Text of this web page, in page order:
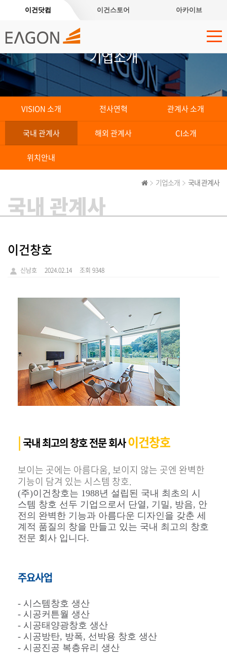
이건닷컴 이건스토어 아카이브
기업소개
VISION 소개 전사연혁 관계사 소개
국내 관계사 해외 관계사 CI소개
위치안내
기업소개 국내 관계사
국내 관계사
이건창호
신남호 2024.02.14 조회 9348
|국내 최고의 창호 전문 회사이건창호
보이는 곳에는 아름다움, 보이지 않는 곳엔 완벽한
기능이 담겨 있는 시스템 창호.
(주)이건창호는 1988년 설립된 국내 최초의 시
스템 창호 선두 기업으로서 단열, 기밀, 방음, 안
전의 완벽한 기능과 아름다운 디자인을 갖춘 세
계적 품질의 창을 만들고 있는 국내 최고의 창호
전문 회사 입니다.
주요사업
- 시스템창호 생산
- 시공커튼월 생산
- 시공태양광창호 생산
- 시공방탄, 방폭, 선박용 창호 생산
- 시공진공 복층유리 생산